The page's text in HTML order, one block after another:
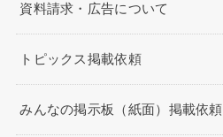
資料請求・広告について
トピックス掲載依頼
みんなの掲示板（紙面）掲載依頼